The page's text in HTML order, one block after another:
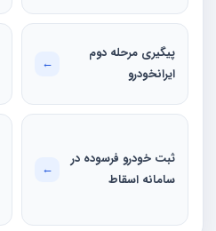
پیگیری مرحله دوم
ایرانخودرو
←
ثبت خودرو فرسوده در
سامانه اسقاط
←